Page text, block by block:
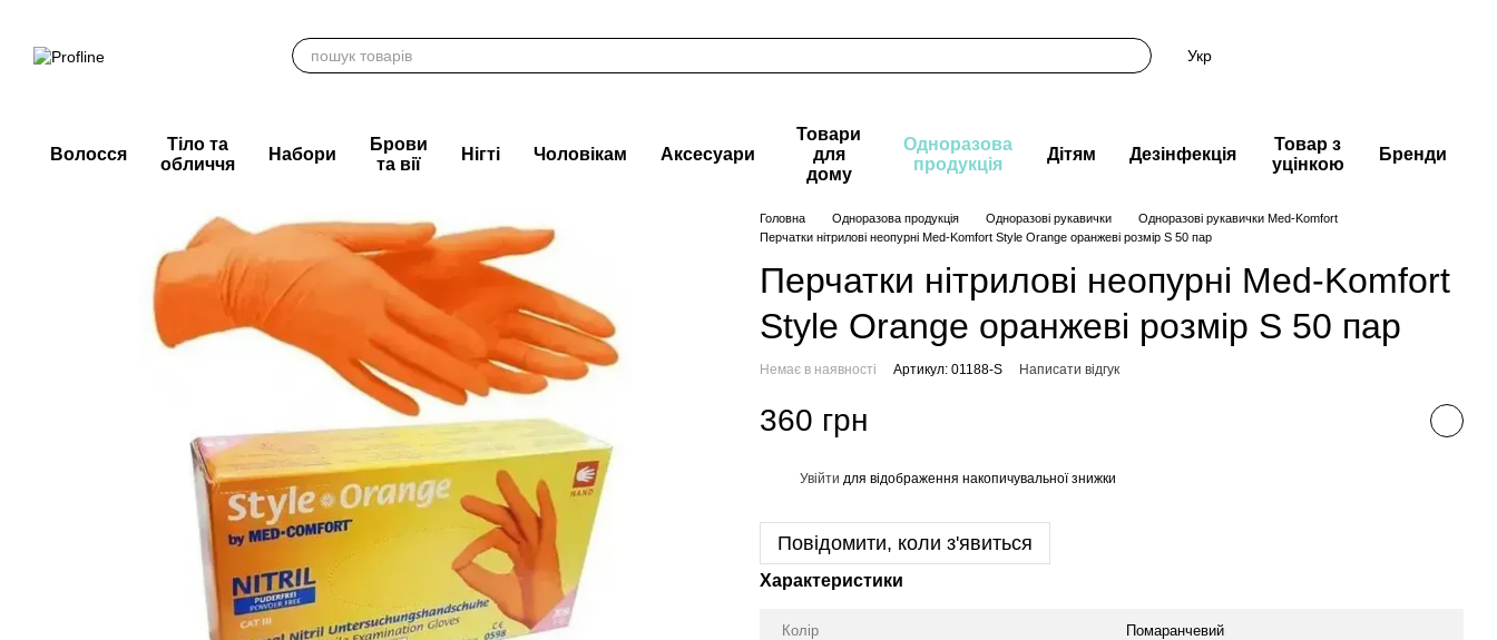
Укр
Волосся
Тіло та
обличчя
Набори
Брови
та вії
Нігті Чоловікам Аксесуари
Товари
для
дому
Одноразова
продукція
Дітям Дезінфекція
Товар з
уцінкою
Бренди
Головна Одноразова продукція Одноразові рукавички
Одноразові рукавички Med-Komfort
Перчатки нітрилові неопурні Med-Komfort Style Orange оранжеві розмір S 50 пар
Перчатки нітрилові неопурні Med-Komfort
Style Orange оранжеві розмір S 50 пар
Немає в наявності Артикул: 01188-S Написати відгук
360 грн
Увійти для відображення накопичувальної знижки
Повідомити, коли з'явиться
Характеристики
Колір Помаранчевий